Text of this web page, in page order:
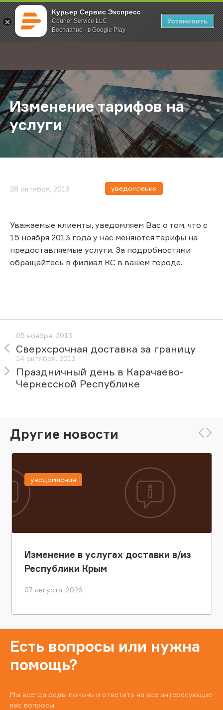
Курьер Сервис Экспресс
Courier Service LLC
Бесплатно - в Google Play
Установить
; Главная О компании Новости Изменение тарифов на услуги
Изменение тарифов на
услуги
28 октября, 2013 уведомления
Уважаемые клиенты, уведомляем Вас о том, что с
15 ноября 2013 года у нас меняются тарифы на
предоставляемые услуги. За подробностями
обращайтесь в филиал КС в вашем городе.
05 ноября, 2013
Сверхсрочная доставка за границу
14 октября, 2013
Праздничный день в Карачаево-
Черкесской Республике
Другие новости
Изменение в услугах доставки в/из
Республики Крым
07 августа, 2026
уведомления
Есть вопросы или нужна
помощь?
Мы всегда рады помочь и ответить на все интересующие
вас вопросы.